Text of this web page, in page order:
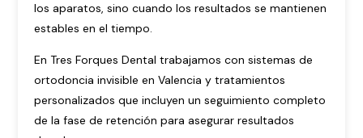
los aparatos, sino cuando los resultados se mantienen
estables en el tiempo.
En Tres Forques Dental trabajamos con sistemas de
ortodoncia invisible en Valencia y tratamientos
personalizados que incluyen un seguimiento completo
de la fase de retención para asegurar resultados